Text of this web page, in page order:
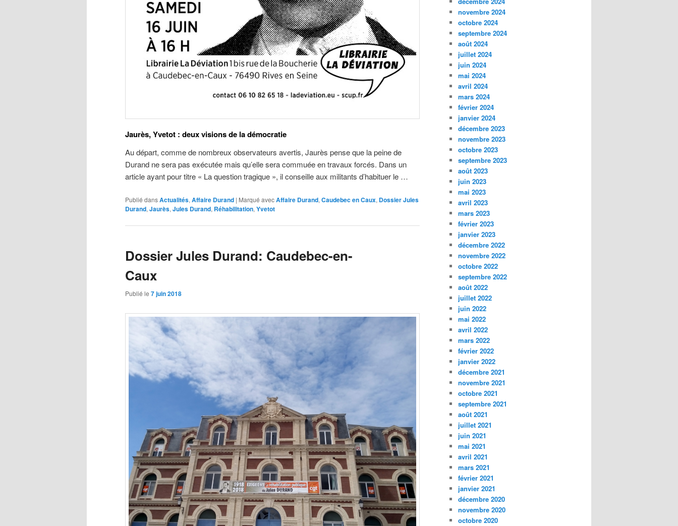
Jaurès, Yvetot : deux visions de la démocratie
Au départ, comme de nombreux observateurs avertis, Jaurès pense que la peine de
Durand ne sera pas exécutée mais qu’elle sera commuée en travaux forcés. Dans un
article ayant pour titre « La question tragique », il conseille aux militants d’habituer le …
Publié dansActualités, Affaire Durand | Marqué avecAffaire Durand, Caudebec en Caux, Dossier Jules
Durand, Jaurès, Jules Durand, Réhabilitation, Yvetot
Dossier Jules Durand: Caudebec-en-
Caux
Publié le 7 juin 2018
novembre 2024
octobre 2024
septembre 2024
août 2024
juillet 2024
juin 2024
mai 2024
avril 2024
mars 2024
février 2024
janvier 2024
décembre 2023
novembre 2023
octobre 2023
septembre 2023
août 2023
juin 2023
mai 2023
avril 2023
mars 2023
février 2023
janvier 2023
décembre 2022
novembre 2022
octobre 2022
septembre 2022
août 2022
juillet 2022
juin 2022
mai 2022
avril 2022
mars 2022
février 2022
janvier 2022
décembre 2021
novembre 2021
octobre 2021
septembre 2021
août 2021
juillet 2021
juin 2021
mai 2021
avril 2021
mars 2021
février 2021
janvier 2021
décembre 2020
novembre 2020
octobre 2020